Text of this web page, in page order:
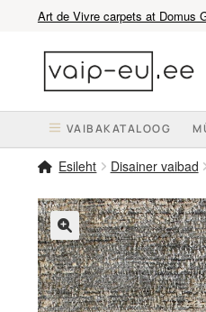
Art de Vivre carpets at Domus
navigeerimisele
sisu
juurde
VAIBAKATALOOG
Esileht Disainer vaibad
🔍